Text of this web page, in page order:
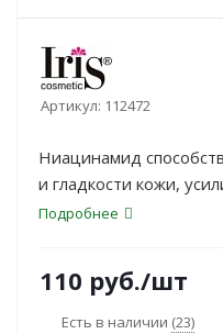
Артикул: 112472
Ниацинамид
и гладкости кожи,
коллагена,
Подробнее
110 руб./шт
Есть в наличии (23)